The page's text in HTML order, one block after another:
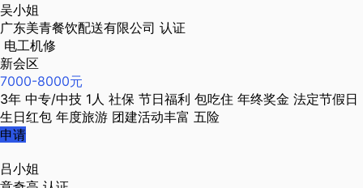
吴小姐
广东美青餐饮配送有限公司 认证
电工机修
新会区
7000-8000元
3年 中专/中技 1人 社保 节日福利 包吃住 年终奖金 法定节假日
生日红包 年度旅游 团建活动丰富 五险
申请
吕小姐